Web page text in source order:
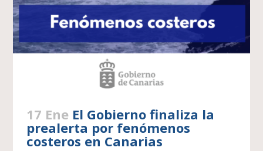
17 Ene El Gobierno finaliza la
prealerta por fenómenos
costeros en Canarias